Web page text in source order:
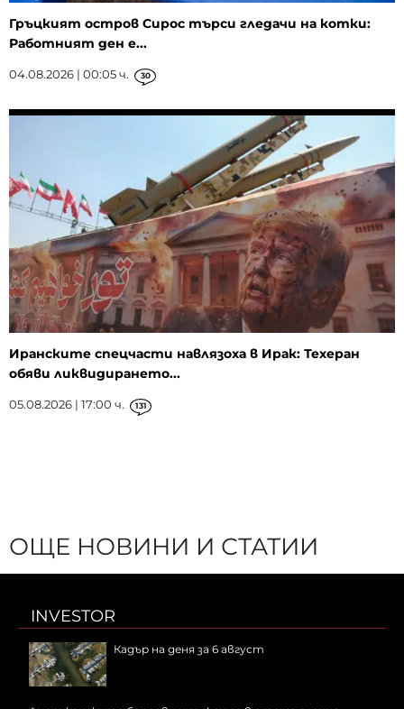
Гръцкият остров Сирос търси гледачи на котки:
Работният ден е...
04.08.2026 | 00:05 ч. 30
Иранските спецчасти навлязоха в Ирак: Техеран
обяви ликвидирането...
05.08.2026 | 17:00 ч. 131
ОЩЕ НОВИНИ И СТАТИИ
INVESTOR
Кадър на деня за 6 август